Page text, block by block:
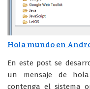
Hola mundo en
En este post se
un mensaje de
contenga el sistema